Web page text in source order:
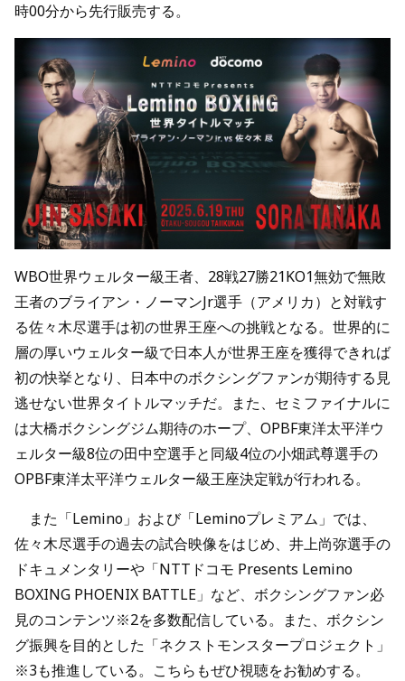
時00分から先行販売する。
WBO世界ウェルター級王者、28戦27勝21KO1無効で無敗
王者のブライアン・ノーマンJr選手（アメリカ）と対戦す
る佐々木尽選手は初の世界王座への挑戦となる。世界的に
層の厚いウェルター級で日本人が世界王座を獲得できれば
初の快挙となり、日本中のボクシングファンが期待する見
逃せない世界タイトルマッチだ。また、セミファイナルに
は大橋ボクシングジム期待のホープ、OPBF東洋太平洋ウ
ェルター級8位の田中空選手と同級4位の小畑武尊選手の
OPBF東洋太平洋ウェルター級王座決定戦が行われる。
また「Lemino」および「Leminoプレミアム」では、
佐々木尽選手の過去の試合映像をはじめ、井上尚弥選手の
ドキュメンタリーや「NTTドコモ Presents Lemino
BOXING PHOENIX BATTLE」など、ボクシングファン必
見のコンテンツ※2を多数配信している。また、ボクシン
グ振興を目的とした「ネクストモンスタープロジェクト」
※3も推進している。こちらもぜひ視聴をお勧めする。